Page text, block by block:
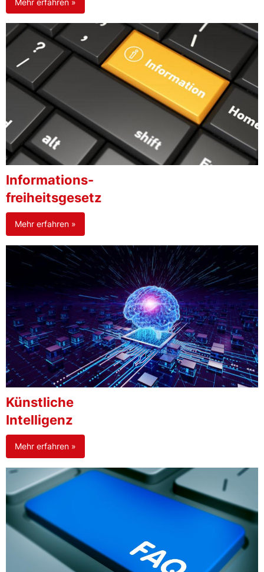
Informations-
freiheitsgesetz
Mehr erfahren »
Künstliche
Intelligenz
Mehr erfahren »